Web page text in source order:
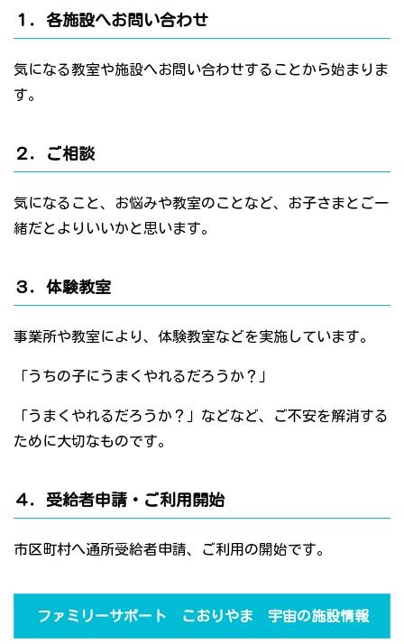
１．各施設へお問い合わせ
気になる教室や施設へお問い合わせすることから始まりま
す。
２．ご相談
気になること、お悩みや教室のことなど、お子さまとご一
緒だとよりいいかと思います。
３．体験教室
事業所や教室により、体験教室などを実施しています。
「うちの子にうまくやれるだろうか？」
「うまくやれるだろうか？」などなど、ご不安を解消する
ために大切なものです。
４．受給者申請・ご利用開始
市区町村へ通所受給者申請、ご利用の開始です。
ファミリーサポート こおりやま 宇宙の施設情報